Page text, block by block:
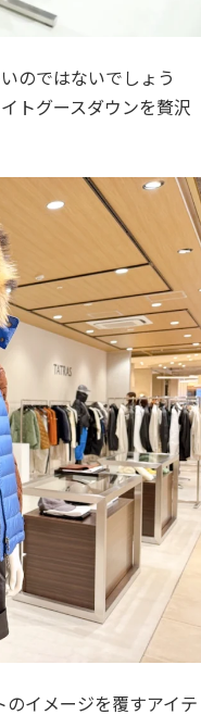
のではないでしょう
トグースダウンを贅沢
イメージを覆すアイテ